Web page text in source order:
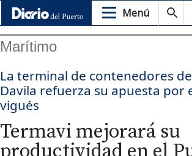
Menú
Marítimo
La terminal de contenedores
Davila refuerza su apuesta por
vigués
Termavi mejorará su